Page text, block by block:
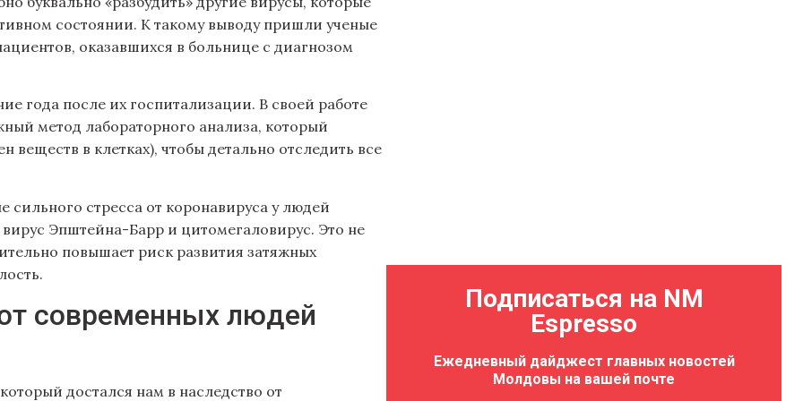
состоянии. К такому выводу пришли ученые
оказавшихся в больнице с диагнозом
года после их госпитализации. В своей работе
метод лабораторного анализа, который
веществ в клетках), чтобы детально отследить все
сильного стресса от коронавируса у людей
Эпштейна-Барр и цитомегаловирус. Это не
повышает риск развития затяжных
современных людей
достался нам в наследство от
Подписаться на NM
Espresso
Ежедневный дайджест главных новостей
Молдовы на вашей почте